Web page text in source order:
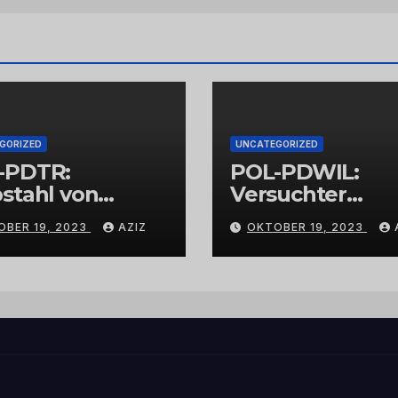
PDTR:
von
19, 2023 AZIZ
UNCATEGORIZED
POL-PDWIL:
Versuchter
Einbruch im
Gewerbegebiet
Wittlich
OKTOBER 19, 2023